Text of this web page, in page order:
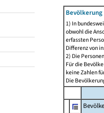
1) In
obwohl die
erfassten
Differenz von
2) Die
Für die
keine Zahlen
Die